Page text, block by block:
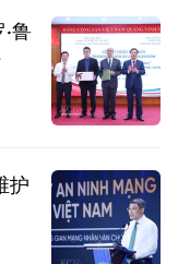
鲁
护